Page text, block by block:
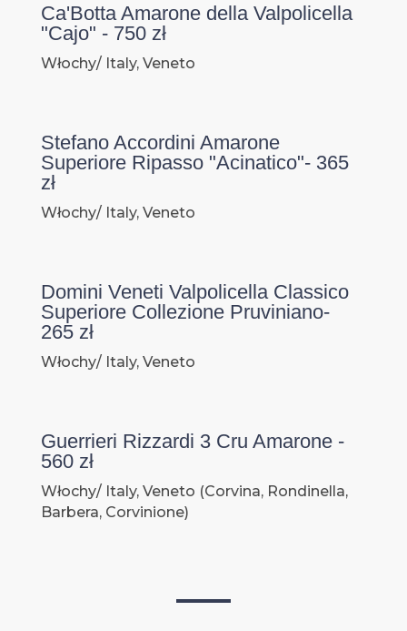
Ca'Botta Amarone della Valpolicella
"Cajo" - 750 zł
Włochy/ Italy, Veneto
Stefano Accordini Amarone
Superiore Ripasso "Acinatico"- 365
zł
Włochy/ Italy, Veneto
Domini Veneti Valpolicella Classico
Superiore Collezione Pruviniano-
265 zł
Włochy/ Italy, Veneto
Guerrieri Rizzardi 3 Cru Amarone -
560 zł
Włochy/ Italy, Veneto (Corvina, Rondinella,
Barbera, Corvinione)